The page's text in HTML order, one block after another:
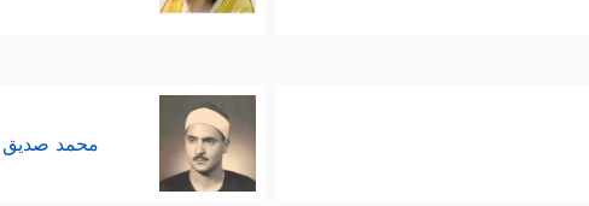
محمد صديق